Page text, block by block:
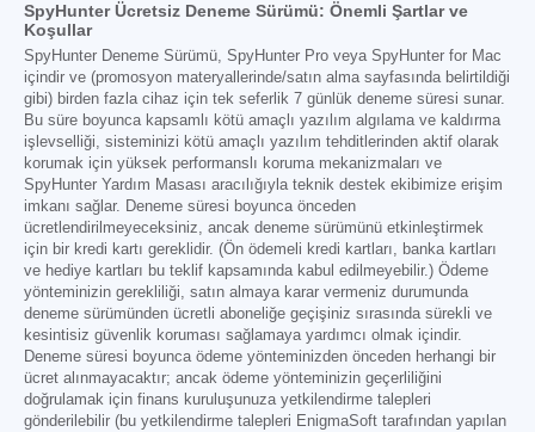
SpyHunter Ücretsiz Deneme Sürümü: Önemli Şartlar ve
Koşullar
SpyHunter Deneme Sürümü, SpyHunter Pro veya SpyHunter for Mac
içindir ve (promosyon materyallerinde/satın alma sayfasında belirtildiği
gibi) birden fazla cihaz için tek seferlik 7 günlük deneme süresi sunar.
Bu süre boyunca kapsamlı kötü amaçlı yazılım algılama ve kaldırma
işlevselliği, sisteminizi kötü amaçlı yazılım tehditlerinden aktif olarak
korumak için yüksek performanslı koruma mekanizmaları ve
SpyHunter Yardım Masası aracılığıyla teknik destek ekibimize erişim
imkanı sağlar. Deneme süresi boyunca önceden
ücretlendirilmeyeceksiniz, ancak deneme sürümünü etkinleştirmek
için bir kredi kartı gereklidir. (Ön ödemeli kredi kartları, banka kartları
ve hediye kartları bu teklif kapsamında kabul edilmeyebilir.) Ödeme
yönteminizin gerekliliği, satın almaya karar vermeniz durumunda
deneme sürümünden ücretli aboneliğe geçişiniz sırasında sürekli ve
kesintisiz güvenlik koruması sağlamaya yardımcı olmak içindir.
Deneme süresi boyunca ödeme yönteminizden önceden herhangi bir
ücret alınmayacaktır; ancak ödeme yönteminizin geçerliliğini
doğrulamak için finans kuruluşunuza yetkilendirme talepleri
gönderilebilir (bu yetkilendirme talepleri EnigmaSoft tarafından yapılan